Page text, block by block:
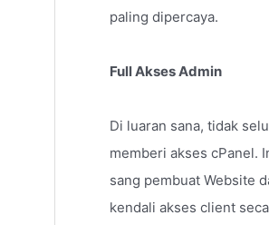
paling dipercaya.
Full Akses Admin
Di luaran sana, tidak
memberi akses cPanel.
sang pembuat Website
kendali akses client